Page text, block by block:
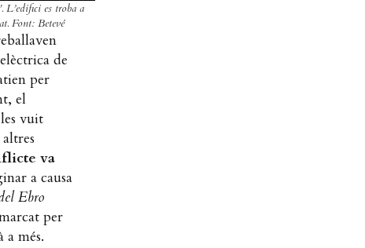
L’edifici es troba a
Font: Betevé
de
per
el
vuit
va
a causa
Ebro
per
més.